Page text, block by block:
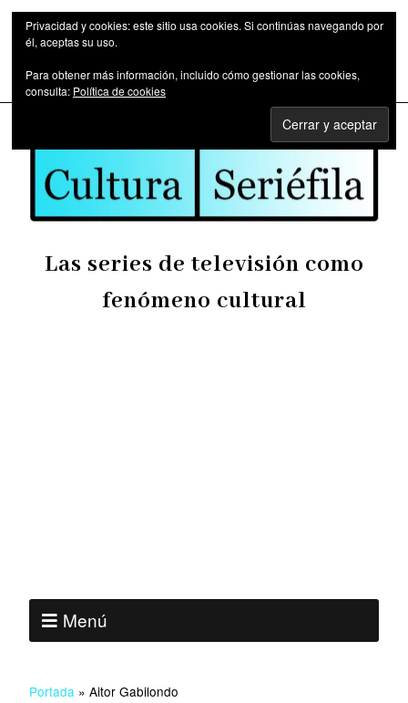
Las series de televisión como fenómeno cultural
Las series de televisión como
fenómeno cultural
Menú
Portada » Aitor Gabilondo
Privacidad y cookies: este sitio usa cookies. Si continúas navegando por
él, aceptas su uso.
Para obtener más información, incluido cómo gestionar las cookies,
consulta: Política de cookies